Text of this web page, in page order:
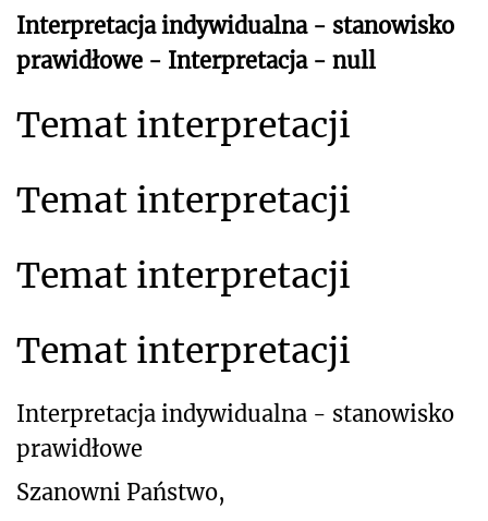
Interpretacja indywidualna - stanowisko
prawidłowe - Interpretacja - null
Temat interpretacji
Temat interpretacji
Temat interpretacji
Temat interpretacji
Interpretacja indywidualna - stanowisko
prawidłowe
Szanowni Państwo,